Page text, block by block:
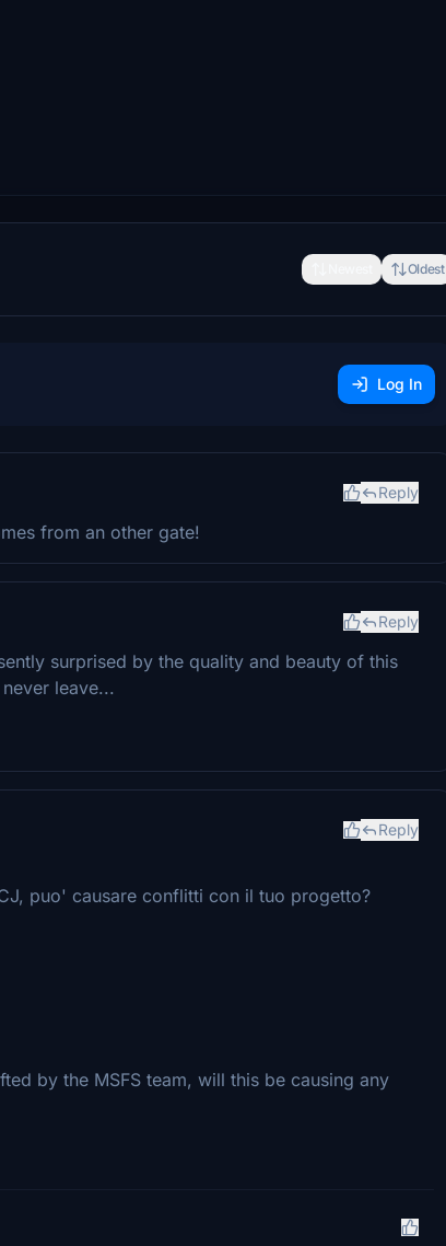
Oldest
Log In
Reply
from an other gate!
Reply
surprised by the quality and beauty of this
leave...
Reply
puo' causare conflitti con il tuo progetto?
by the MSFS team, will this be causing any